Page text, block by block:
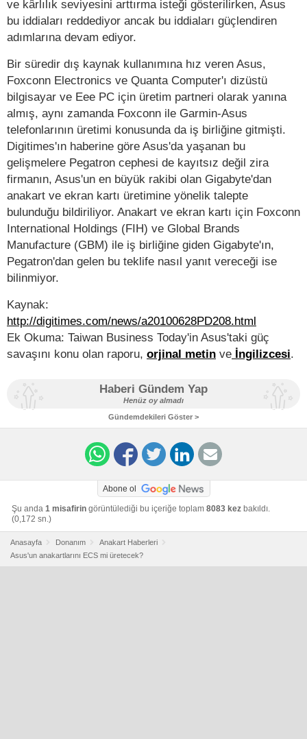
ve kârlılık seviyesini arttırma isteği gösterilirken, Asus
bu iddiaları reddediyor ancak bu iddiaları güçlendiren
adımlarına devam ediyor.
Bir süredir dış kaynak kullanımına hız veren Asus,
Foxconn Electronics ve Quanta Computer'ı dizüstü
bilgisayar ve Eee PC için üretim partneri olarak yanına
almış, aynı zamanda Foxconn ile Garmin-Asus
telefonlarının üretimi konusunda da iş birliğine gitmişti.
Digitimes'ın haberine göre Asus'da yaşanan bu
gelişmelere Pegatron cephesi de kayıtsız değil zira
firmanın, Asus'un en büyük rakibi olan Gigabyte'dan
anakart ve ekran kartı üretimine yönelik talepte
bulunduğu bildiriliyor. Anakart ve ekran kartı için Foxconn
International Holdings (FIH) ve Global Brands
Manufacture (GBM) ile iş birliğine giden Gigabyte'ın,
Pegatron'dan gelen bu teklife nasıl yanıt vereceği ise
bilinmiyor.
Kaynak:
http://digitimes.com/news/a20100628PD208.html
Ek Okuma: Taiwan Business Today'in Asus'taki güç
savaşını konu olan raporu, orjinal metin ve İngilizcesi.
Haberi Gündem Yap
Henüz oy almadı
Gündemdekileri Göster >
Abone ol
Şu anda 1 misafirin görüntülediği bu içeriğe toplam 8083 kez bakıldı.
(0,172 sn.)
Anasayfa Donanım
Anakart Haberleri
Asus'un anakartlarını ECS mi üretecek?